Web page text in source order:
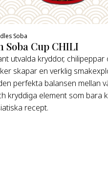
Soba
Soba Cup CHILI
utvalda kryddor, chilipeppar
skapar en verklig
perfekta balansen mellan
kryddiga element som bara
recept.